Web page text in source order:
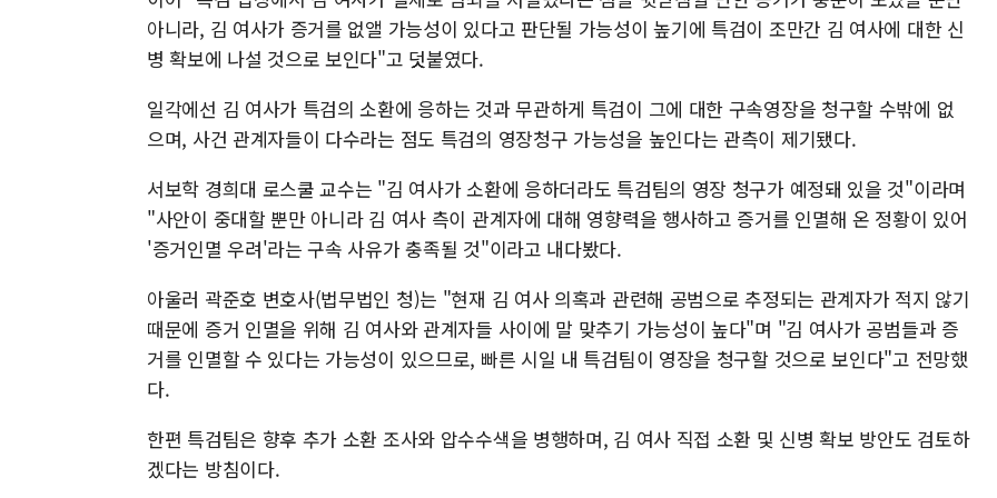
아니라, 김 여사가 증거를 없앨 가능성이 있다고 판단될 가능성이 높기에 특검이 조만간 김 여사에 대한 신
병 확보에 나설 것으로 보인다"고 덧붙였다.
일각에선 김 여사가 특검의 소환에 응하는 것과 무관하게 특검이 그에 대한 구속영장을 청구할 수밖에 없
으며, 사건 관계자들이 다수라는 점도 특검의 영장청구 가능성을 높인다는 관측이 제기됐다.
서보학 경희대 로스쿨 교수는 "김 여사가 소환에 응하더라도 특검팀의 영장 청구가 예정돼 있을 것"이라며
"사안이 중대할 뿐만 아니라 김 여사 측이 관계자에 대해 영향력을 행사하고 증거를 인멸해 온 정황이 있어
'증거인멸 우려'라는 구속 사유가 충족될 것"이라고 내다봤다.
아울러 곽준호 변호사(법무법인 청)는 "현재 김 여사 의혹과 관련해 공범으로 추정되는 관계자가 적지 않기
때문에 증거 인멸을 위해 김 여사와 관계자들 사이에 말 맞추기 가능성이 높다"며 "김 여사가 공범들과 증
거를 인멸할 수 있다는 가능성이 있으므로, 빠른 시일 내 특검팀이 영장을 청구할 것으로 보인다"고 전망했
다.
한편 특검팀은 향후 추가 소환 조사와 압수수색을 병행하며, 김 여사 직접 소환 및 신병 확보 방안도 검토하
겠다는 방침이다.